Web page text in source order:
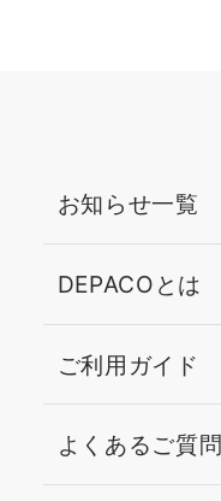
お知らせ一覧
DEPACOとは
ご利用ガイド
よくあるご質問